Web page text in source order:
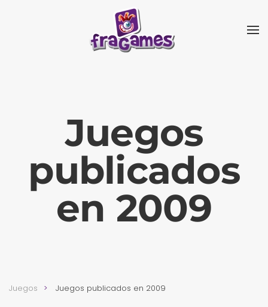
Skip to main content
Juegos
publicados
en 2009
Juegos Juegos publicados en 2009